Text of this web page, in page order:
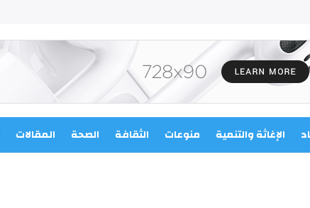
الإغاثة والتنمية منوعات الثقافة الصحة المقالات